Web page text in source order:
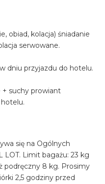
obiad, kolacja) śniadanie
serwowane.
dniu przyjazdu do hotelu.
+ suchy prowiant
się na Ogólnych
LOT. Limit bagażu: 23 kg
podręczny 8 kg. Prosimy
2,5 godziny przed